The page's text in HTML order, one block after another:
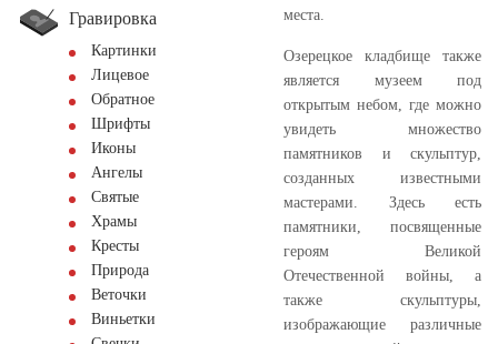
Гравировка
Картинки
Лицевое
Обратное
Шрифты
Иконы
Ангелы
Святые
Храмы
Кресты
Природа
Веточки
Виньетки
места.
Озерецкое кладбище также
является музеем под
открытым небом, где можно
увидеть множество
памятников и скульптур,
созданных известными
мастерами. Здесь есть
памятники, посвященные
героям Великой
Отечественной войны, а
также скульптуры,
изображающие различные